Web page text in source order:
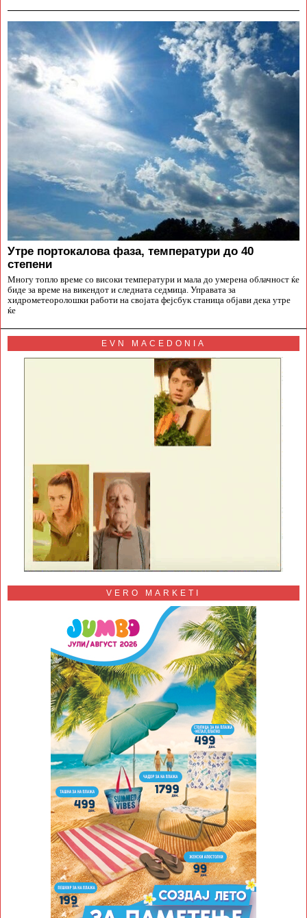
Утре портокалова фаза, температури до 40
степени
Многу топло време со високи температури и мала до умерена облачност ќе
биде за време на викендот и следната седмица. Управата за
хидрометеоролошки работи на својата фејсбук станица објави дека утре
ќе
EVN MACEDONIA
VERO MARKETI